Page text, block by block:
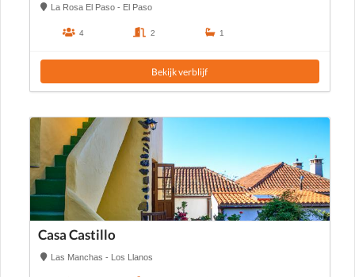
La Rosa El Paso - El Paso
4 2 1
Bekijk verblijf
Casa Castillo
Las Manchas - Los Llanos